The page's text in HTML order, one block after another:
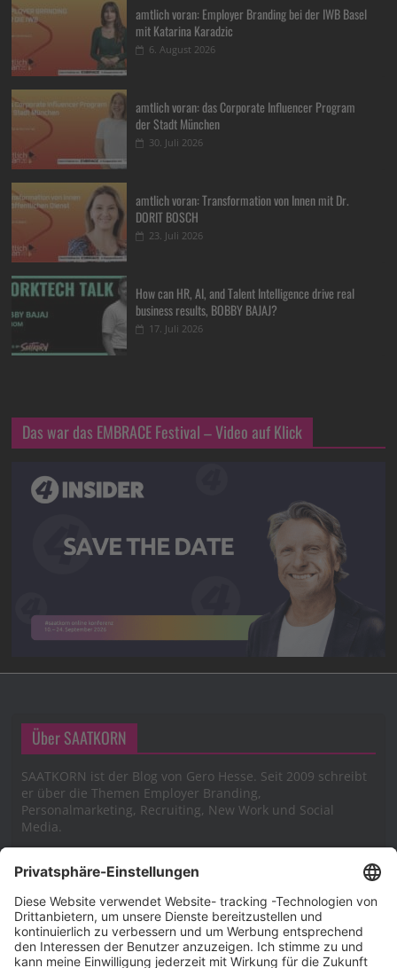
amtlich voran: Employer Branding bei der IWB Basel
mit Katarina Karadzic
6. August 2026
amtlich voran: das Corporate Influencer Program
der Stadt München
30. Juli 2026
amtlich voran: Transformation von Innen mit Dr.
DORIT BOSCH
23. Juli 2026
How can HR, AI, and Talent Intelligence drive real
business results, BOBBY BAJAJ?
17. Juli 2026
Das war das EMBRACE Festival – Video auf Klick
Über SAATKORN
SAATKORN ist der Blog von Gero Hesse. Seit 2009 schreibt
er über die Themen Employer Branding,
Personalmarketing, Recruiting, New Work und Social
Media.
Impressum
Impressum